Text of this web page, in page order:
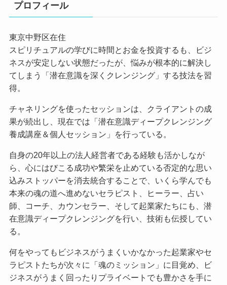
プロフィール
東京中野区在住
スピリチュアルの学びに時間とお金を投資するも、ビジ
ネスが安定しない状態だったが、悩みが根本的に解決し
てしまう「潜在意識を深くクレンジング」する技法を習
得。
チャネリングを使ったセッションは、クライアントの成
果が続出し、現在では「潜在意識ディープクレンジング
養成講座＆個人セッション」を行っている。
自身の20年以上の法人経営者である経験も活かしなが
ら、心にはびこる成功や繁栄を止めている否定的な思い
込みストッパーを消去統合することで、いくら学んでも
本来の魂の道へ進めないセラピスト、ヒーラー、占い
師、コーチ、カウンセラー、そして起業家たちにも、潜
在意識ディープクレンジングを行い、技術も伝授してい
る。
何をやってもビジネスがうまくいかなかった起業家やセ
ラピストたちが次々に「魂のミッション」に目覚め、ビ
ジネスがうまく回ったりプライベートでも豊かさを手に